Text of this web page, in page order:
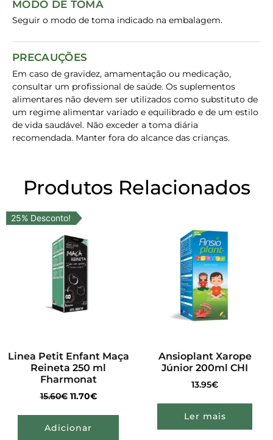
MODO DE TOMA
Seguir o modo de toma indicado na embalagem.
PRECAUÇÕES
Em caso de gravidez, amamentação ou medicação,
consultar um profissional de saúde. Os suplementos
alimentares não devem ser utilizados como substituto de
um regime alimentar variado e equilibrado e de um estilo
de vida saudável. Não exceder a toma diária
recomendada. Manter fora do alcance das crianças.
Produtos Relacionados
25% Desconto!
Linea Petit Enfant Maça
Reineta 250 ml
Fharmonat
15.60€ 11.70€
Adicionar
Ansioplant Xarope
Júnior 200ml CHI
13.95€
Ler mais